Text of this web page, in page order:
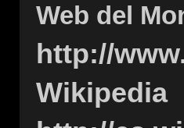
Web del
http://
Wikipedia